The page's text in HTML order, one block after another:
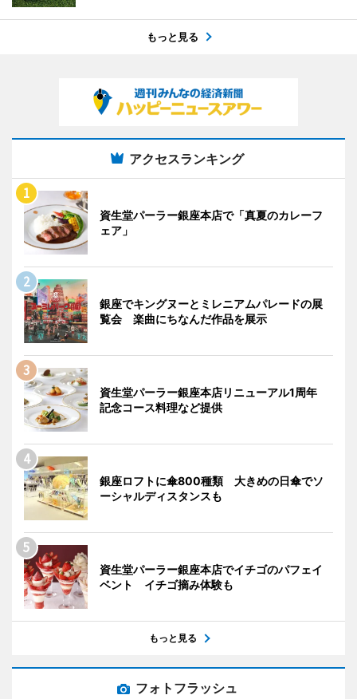
もっと見る
アクセスランキング
資生堂パーラー銀座本店で「真夏のカレーフ
ェア」
銀座でキングヌーとミレニアムパレードの展
覧会 楽曲にちなんだ作品を展示
資生堂パーラー銀座本店リニューアル1周年
記念コース料理など提供
銀座ロフトに傘800種類 大きめの日傘でソ
ーシャルディスタンスも
資生堂パーラー銀座本店でイチゴのパフェイ
ベント イチゴ摘み体験も
もっと見る
フォトフラッシュ